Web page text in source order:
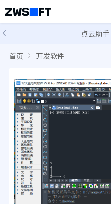
点云助手
首页 开发软件